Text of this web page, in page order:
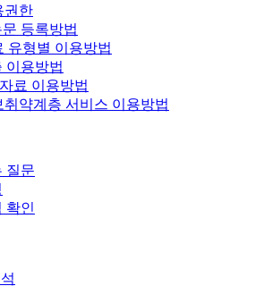
권한
등록방법
유형별 이용방법
이용방법
료 이용방법
취약계층 서비스 이용방법
질문
확인